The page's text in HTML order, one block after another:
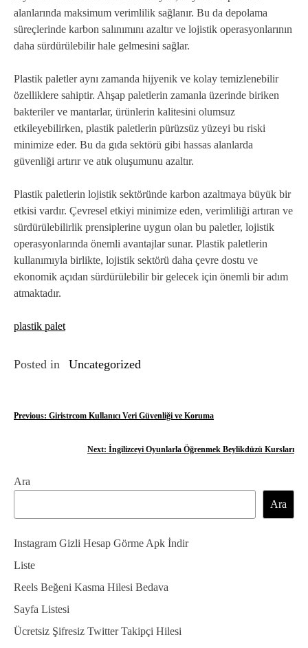
alanlarında maksimum verimlilik sağlanır. Bu da depolama
süreçlerinde karbon salınımını azaltır ve lojistik operasyonlarının
daha sürdürülebilir hale gelmesini sağlar.
Plastik paletler aynı zamanda hijyenik ve kolay temizlenebilir
özelliklere sahiptir. Ahşap paletlerin zamanla üzerinde biriken
bakteriler ve mantarlar, ürünlerin kalitesini olumsuz
etkileyebilirken, plastik paletlerin pürüzsüz yüzeyi bu riski
minimize eder. Bu da gıda sektörü gibi hassas alanlarda
güvenliği artırır ve atık oluşumunu azaltır.
Plastik paletlerin lojistik sektöründe karbon azaltmaya büyük bir
etkisi vardır. Çevresel etkiyi minimize eden, verimliliği artıran ve
sürdürülebilirlik prensiplerine uygun olan bu paletler, lojistik
operasyonlarında önemli avantajlar sunar. Plastik paletlerin
kullanımıyla birlikte, lojistik sektörü daha çevre dostu ve
ekonomik açıdan sürdürülebilir bir gelecek için önemli bir adım
atmaktadır.
plastik palet
Posted in Uncategorized
Y
ı
g
e
z
i
n
Previous: Giristrcom Kullanıcı Veri Güvenliği ve Koruma
Next: İngilizceyi Oyunlarla Öğrenmek Beylikdüzü Kursları
Ara
Ara
Instagram Gizli Hesap Görme Apk İndir
Liste
Reels Beğeni Kasma Hilesi Bedava
Sayfa Listesi
Ücretsiz Şifresiz Twitter Takipçi Hilesi